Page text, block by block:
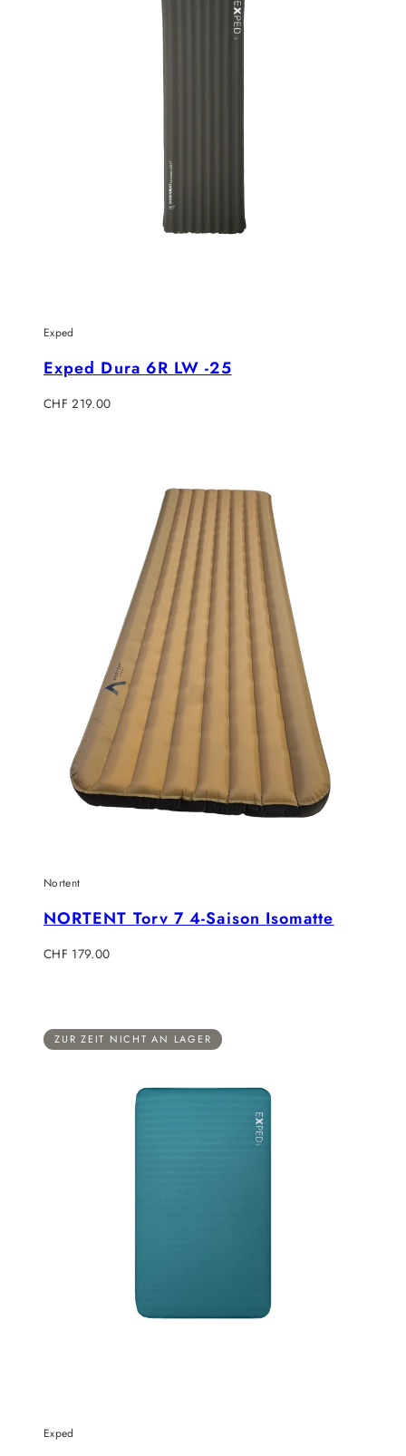
Exped
Exped Dura 6R LW -25
Regulärer
CHF 219.00
Nortent
NORTENT Torv 7 4-Saison Isomatte
Regulärer
CHF 179.00
ZUR ZEIT NICHT AN LAGER
Exped